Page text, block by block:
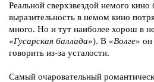
Реальной сверхзвездой немого кино
выразительность в немом кино
много. Но и тут наиболее хорош в
«Гусарская баллада»). В «Волге» он
говорить из-за усталости.
Самый очаровательный